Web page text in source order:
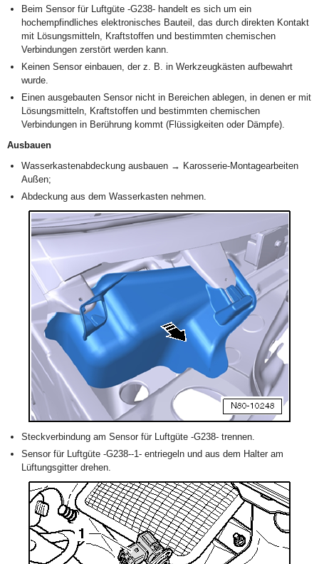
Beim Sensor für Luftgüte -G238- handelt es sich um ein
hochempfindliches elektronisches Bauteil, das durch direkten Kontakt
mit Lösungsmitteln, Kraftstoffen und bestimmten chemischen
Verbindungen zerstört werden kann.
Keinen Sensor einbauen, der z. B. in Werkzeugkästen aufbewahrt
wurde.
Einen ausgebauten Sensor nicht in Bereichen ablegen, in denen er mit
Lösungsmitteln, Kraftstoffen und bestimmten chemischen
Verbindungen in Berührung kommt (Flüssigkeiten oder Dämpfe).
Ausbauen
Wasserkastenabdeckung ausbauen → Karosserie-Montagearbeiten
Außen;
Abdeckung aus dem Wasserkasten nehmen.
Steckverbindung am Sensor für Luftgüte -G238- trennen.
Sensor für Luftgüte -G238--1- entriegeln und aus dem Halter am
Lüftungsgitter drehen.